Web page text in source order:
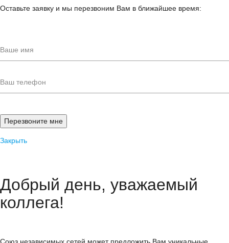
Оставьте заявку и мы перезвоним Вам в ближайшее время:
Закрыть
Добрый день, уважаемый
коллега!
Союз независимых сетей может предложить Вам уникальные